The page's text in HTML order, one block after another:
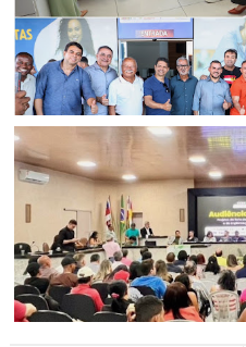
REGIÃO DE JAGUARARI
Secretária da Saúde se
novo modelo assistencial
Monteiro, em Senhor do